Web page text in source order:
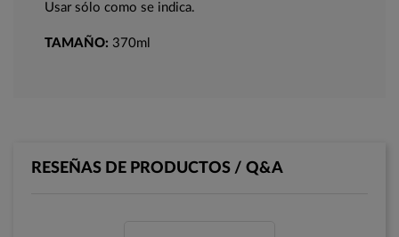
Usar sólo como se indica.
TAMAÑO: 370ml
RESEÑAS DE PRODUCTOS / Q&A